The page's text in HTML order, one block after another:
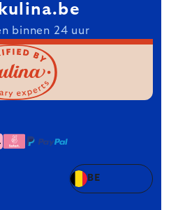
binnen 24 uur
BE